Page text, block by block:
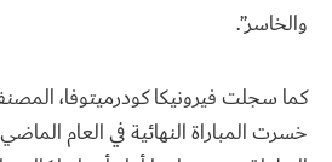
والخاسر”.
خسرت المباراة النهائية في العام